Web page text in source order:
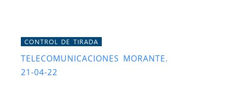
CONTROL DE TIRADA
TELECOMUNICACIONES MORANTE.
21-04-22